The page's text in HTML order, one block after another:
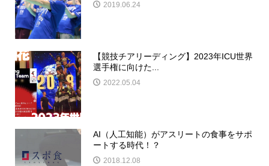
2019.06.24
【競技チアリーディング】2023年ICU世界
選手権に向けた...
2022.05.04
AI（人工知能）がアスリートの食事をサポ
ートする時代！？
2018.12.08